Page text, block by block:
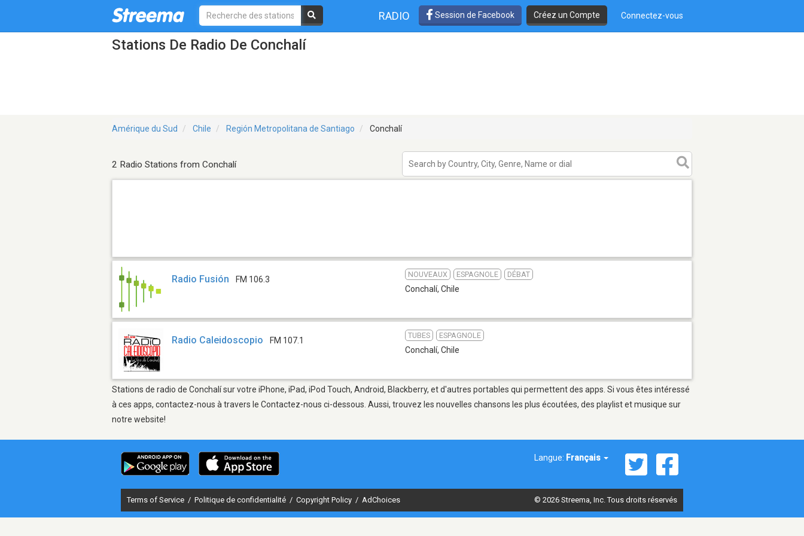
RADIO Session de Facebook Créez un Compte Connectez-vous
Stations De Radio De Conchalí
Amérique du Sud Chile Región Metropolitana de Santiago Conchalí
2 Radio Stations from Conchalí
Radio Fusión FM 106.3
NOUVEAUX ESPAGNOLE DÉBAT
Conchalí, Chile
Radio Caleidoscopio FM 107.1
TUBES ESPAGNOLE
Conchalí, Chile
Stations de radio de Conchalí sur votre iPhone, iPad, iPod Touch, Android, Blackberry, et d'autres portables qui permettent des apps. Si vous êtes intéressé
à ces apps, contactez-nous à travers le Contactez-nous ci-dessous. Aussi, trouvez les nouvelles chansons les plus écoutées, des playlist et musique sur
notre website!
Langue: Français
Terms of Service / Politique de confidentialité / Copyright Policy / AdChoices © 2026 Streema, Inc. Tous droits réservés